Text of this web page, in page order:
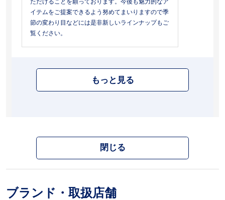
イテムをご提案できるよう努めてまいりますので季
節の変わり目などには是非新しいラインナップもご
覧ください。
もっと見る
閉じる
ブランド・取扱店舗